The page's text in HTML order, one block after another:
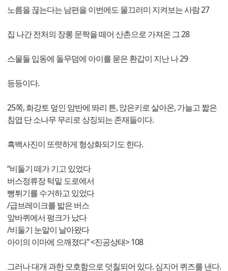
노름을 끊는다는 남편을 이번에도 물끄러미 지켜보는 사람 27
집 나간 전처의 장롱 문짝을 떼어 산촌으로 가져온 그 28
스물둘 입동에 돌무덤에 아이를 묻은 환갑이 지난 나 29
등등이다.
25쪽, 화강토 덮인 암반에 똬리 튼, 앉은키로 살아온, 가늘고 짧은
침엽 단 소나무 무리로 상징되는 존재들이다.
흑백사진이 또렷하게 형상화되기도 한다.
“비둘기 떼가 기고 있었다
버스정류장 턱밑 도로에서
뻥튀기를 수거하고 있었다
/급브레이크를 밟은 버스
앞바퀴에서 펑크가 났다
/비둘기 눈알이 날아왔다
아이의 이마에 으깨졌다” <진공상태> 108
그러나 대개 과한 모호함으로 덧칠되어 있다. 심지어 퀴즈를 낸다.